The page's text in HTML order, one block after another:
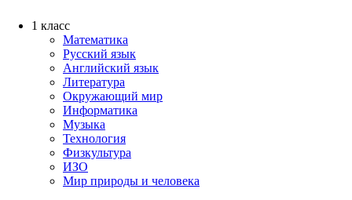
1 класс
Математика
Русский язык
Английский язык
Литература
Окружающий мир
Информатика
Музыка
Технология
Физкультура
ИЗО
Мир природы и человека